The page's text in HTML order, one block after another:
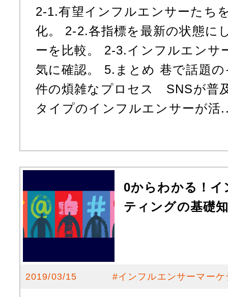
2-1.有望インフルエンサーたち
化。 2-2.各指標を最新の状態に
ーを比較。 2-3.インフルエンサ
気に確認。 5.まとめ 巷で話題
件の煩雑なプロセス SNSが普
タイプのインフルエンサーが活
0からわかる！
ティングの基礎
2019/03/15 #インフルエンサーマー